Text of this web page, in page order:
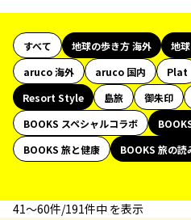
すべて 地球の歩き方 海外
地
aruco 海外
aruco 国内 Plat
Resort Style
島旅 御朱印
BOOKS スペシャルコラボ
BOOKS 旅と健康
BOOKS 旅の読
41〜60件/191件中 を表示